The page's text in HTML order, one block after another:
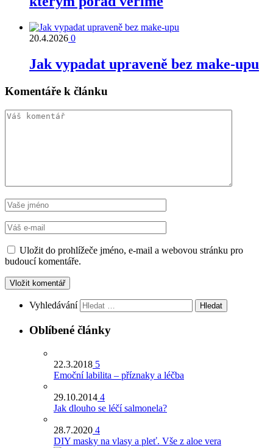
20.4.2026 0
Jak vypadat upraveně bez make-upu
Komentáře k článku
Uložit do prohlížeče jméno, e-mail a webovou stránku pro
budoucí komentáře.
Vyhledávání
Oblíbené články
22.3.2018 5
Emoční labilita – příznaky a léčba
29.10.2014 4
Jak dlouho se léčí salmonela?
28.7.2020 4
DIY masky na vlasy a pleť. Vše z aloe vera